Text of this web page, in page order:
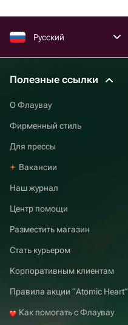
Русский
Полезные ссылки
О Флаувау
Фирменный стиль
Для прессы
Вакансии
Наш журнал
Центр помощи
Разместить магазин
Стать курьером
Корпоративным клиентам
Правила акции “Atomic Heart”
Как помогать с Флаувау